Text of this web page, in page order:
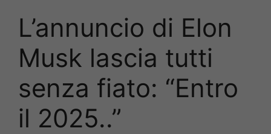
L’annuncio di Elon
Musk lascia tutti
senza fiato: “Entro
il 2025..”